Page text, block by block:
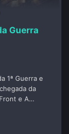
Guerra
1ª Guerra e
da
e A
Nos
com